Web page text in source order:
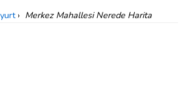
› Merkez Mahallesi Nerede Harita